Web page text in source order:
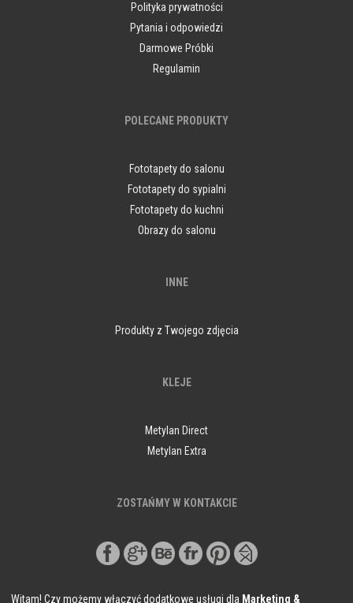
Polityka prywatności
Pytania i odpowiedzi
Darmowe Próbki
Regulamin
POLECANE PRODUKTY
Fototapety do salonu
Fototapety do sypialni
Fototapety do kuchni
Obrazy do salonu
INNE
Produkty z Twojego zdjęcia
KLEJE
Metylan Direct
Metylan Extra
ZOSTAŃMY W KONTAKCIE
Witam! Czy możemy włączyć dodatkowe usługi dla Marketing &